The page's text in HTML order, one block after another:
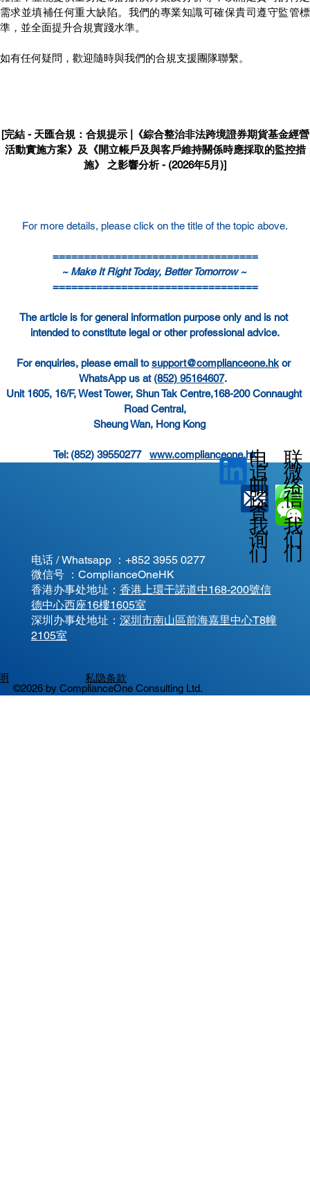
需求並填補任何重大缺陷。我們的專業知識可確保貴司遵守監管標
準，並全面提升合規實踐水準。
如有任何疑問，歡迎隨時與我們的合規支援團隊聯繫。
[完結 - 天匯合規：合規提示 |《綜合整治非法跨境證券期貨基金經營
活動實施方案》及《開立帳戶及與客戶維持關係時應採取的監控措
施》 之影響分析 - (2026年5月)]
For more details, please click on the title of the topic above.
=================================
~ Make It Right Today, Better Tomorrow ~
=================================
The article is for general information purpose only and is not
intended to constitute legal or other professional advice.
For enquiries, please email to support@complianceone.hk or
WhatsApp us at (852) 95164607.
Unit 1605, 16/F, West Tower, Shun Tak Centre,168-200 Connaught
Road Central,
Sheung Wan, Hong Kong
Tel: (852) 39550277 www.complianceone.hk
©2026 by ComplianceOne Consulting Ltd.
电话 / Whatsapp ： +852 3955 0277
微信号 ：ComplianceOneHK
香港办事处地址： 香港上環干諾道中168-200號信
德中心西座16樓1605室
​深圳办事处地址： 深圳市南山區前海嘉里中心T8幢
2105室
私隐条款
电
邮
查
询
追
踪
我
们
联
络
我
们
微
信
我
们